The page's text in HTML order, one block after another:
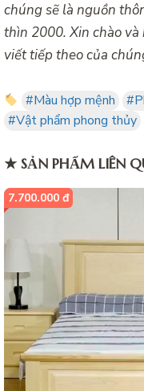
chúng sẽ là nguồn
thìn 2000. Xin chào
viết tiếp theo của
#Màu hợp mệnh
#Vật phẩm phong thủy
★ SẢN PHẨM LIÊN
7.700.000 đ